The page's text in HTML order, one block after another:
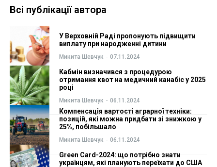
Курс валют
Ми в соц. мережах
Курс валют
Ми в соц. мережах
Всі публікації автора
У Верховній Раді пропонують підвищити
виплату при народженні дитини
Микита Шевчук - 07.11.2024
Кабмін визначився з процедурою
отримання квот на медичний канабіс у 2025
році
Микита Шевчук - 06.11.2024
Компенсація вартості аграрної техніки:
позицій, які можна придбати зі знижкою у
25%, побільшало
Микита Шевчук - 06.11.2024
Green Card-2024: що потрібно знати
українцям, які планують переїхати до США